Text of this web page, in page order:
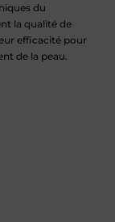
du
la qualité de
efficacité pour
de la peau.